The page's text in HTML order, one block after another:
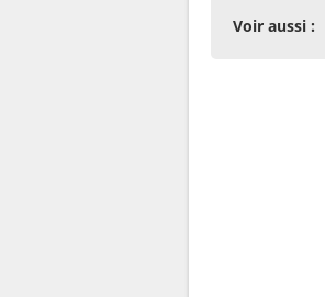
Voir aussi :